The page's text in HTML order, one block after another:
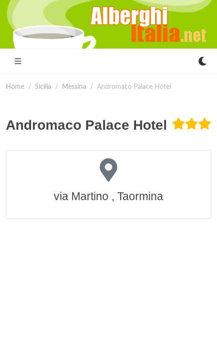
Home Sicilia Messina Andromaco Palace Hotel
Andromaco Palace Hotel
via Martino , Taormina